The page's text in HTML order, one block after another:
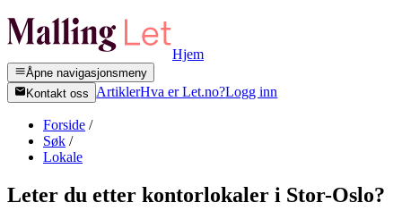
Hjem
Åpne navigasjonsmeny
Kontakt oss
ArtiklerHva er Let.no?Logg inn
Forside /
Søk /
Lokale
Leter du etter kontorlokaler i Stor-Oslo?